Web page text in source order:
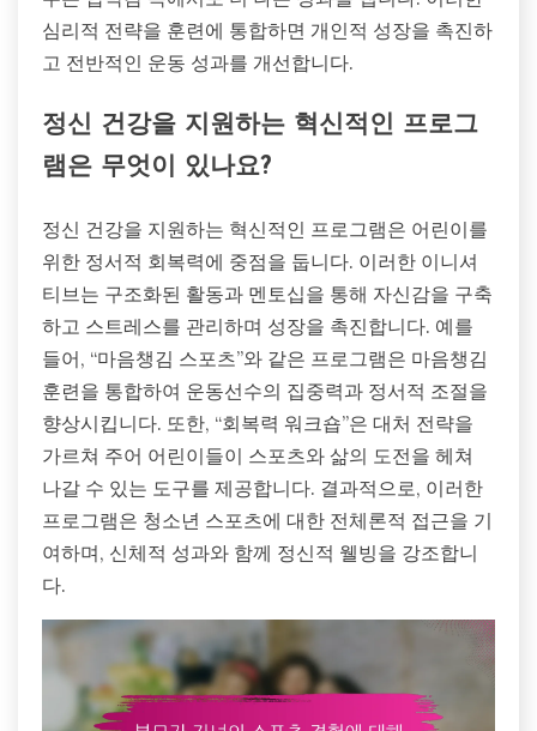
심리적 전략을 훈련에 통합하면 개인적 성장을 촉진하
고 전반적인 운동 성과를 개선합니다.
정신 건강을 지원하는 혁신적인 프로그
램은 무엇이 있나요?
정신 건강을 지원하는 혁신적인 프로그램은 어린이를
위한 정서적 회복력에 중점을 둡니다. 이러한 이니셔
티브는 구조화된 활동과 멘토십을 통해 자신감을 구축
하고 스트레스를 관리하며 성장을 촉진합니다. 예를
들어, “마음챙김 스포츠”와 같은 프로그램은 마음챙김
훈련을 통합하여 운동선수의 집중력과 정서적 조절을
향상시킵니다. 또한, “회복력 워크숍”은 대처 전략을
가르쳐 주어 어린이들이 스포츠와 삶의 도전을 헤쳐
나갈 수 있는 도구를 제공합니다. 결과적으로, 이러한
프로그램은 청소년 스포츠에 대한 전체론적 접근을 기
여하며, 신체적 성과와 함께 정신적 웰빙을 강조합니
다.